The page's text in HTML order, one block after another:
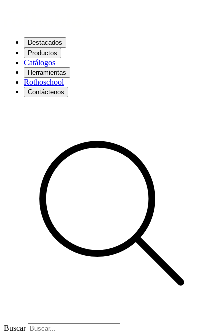
Destacados
Productos
Catálogos
Herramientas
Rothoschool
Contáctenos
Buscar